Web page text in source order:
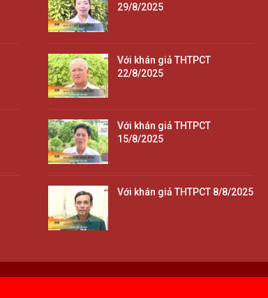
29/8/2025
Với khán giả THTPCT
22/8/2025
Với khán giả THTPCT
15/8/2025
Với khán giả THTPCT 8/8/2025